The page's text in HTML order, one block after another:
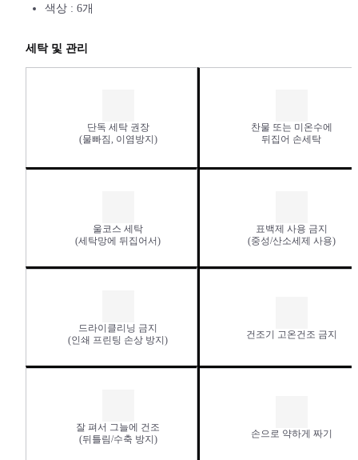
색상 : 6개
세탁 및 관리
단독 세탁 권장
(물빠짐, 이염방지)
찬물 또는 미온수에
뒤집어 손세탁
울코스 세탁
(세탁망에 뒤집어서)
표백제 사용 금지
(중성/산소세제 사용)
드라이클리닝 금지
(인쇄 프린팅 손상 방지)
건조기 고온건조 금지
잘 펴서 그늘에 건조
(뒤틀림/수축 방지)
손으로 약하게 짜기